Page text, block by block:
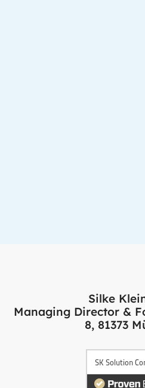
Silke
Managing Director &
8, 81373